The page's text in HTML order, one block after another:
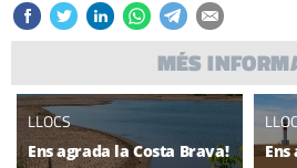
MÉS
LLOCS
Ens agrada la Costa Brava!